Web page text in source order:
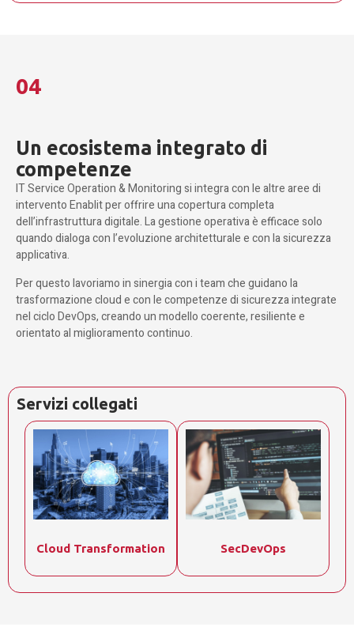
04
Un ecosistema integrato di
competenze
IT Service Operation & Monitoring si integra con le altre aree di
intervento Enablit per offrire una copertura completa
dell’infrastruttura digitale. La gestione operativa è efficace solo
quando dialoga con l’evoluzione architetturale e con la sicurezza
applicativa.
Per questo lavoriamo in sinergia con i team che guidano la
trasformazione cloud e con le competenze di sicurezza integrate
nel ciclo DevOps, creando un modello coerente, resiliente e
orientato al miglioramento continuo.
Servizi collegati
Cloud Transformation SecDevOps